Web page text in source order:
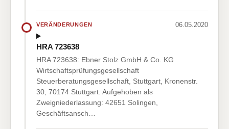
VERÄNDERUNGEN 06.05.2020
HRA 723638
HRA 723638: Ebner Stolz GmbH & Co. KG
Wirtschaftsprüfungsgesellschaft
Steuerberatungsgesellschaft, Stuttgart, Kronenstr.
30, 70174 Stuttgart. Aufgehoben als
Zweigniederlassung: 42651 Solingen,
Geschäftsansch…